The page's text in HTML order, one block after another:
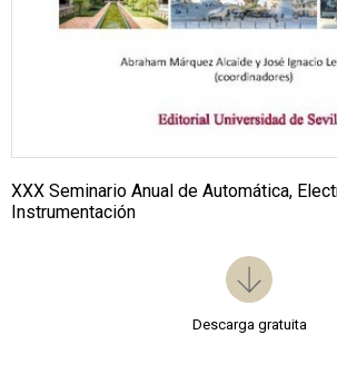
XXX Seminario Anual de Automática,
Instrumentación
Descarga gratuita